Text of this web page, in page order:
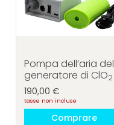
Comprare Biotrohn®
ES
EN
Pompa dell’aria del
generatore di ClO2
190,00€
tasse non incluse
Comprare